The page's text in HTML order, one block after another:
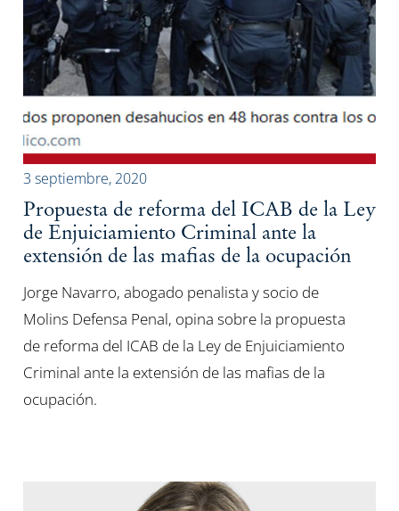
3 septiembre, 2020
Propuesta de reforma del ICAB de la Ley
de Enjuiciamiento Criminal ante la
extensión de las mafias de la ocupación
Jorge Navarro, abogado penalista y socio de
Molins Defensa Penal, opina sobre la propuesta
de reforma del ICAB de la Ley de Enjuiciamiento
Criminal ante la extensión de las mafias de la
ocupación.